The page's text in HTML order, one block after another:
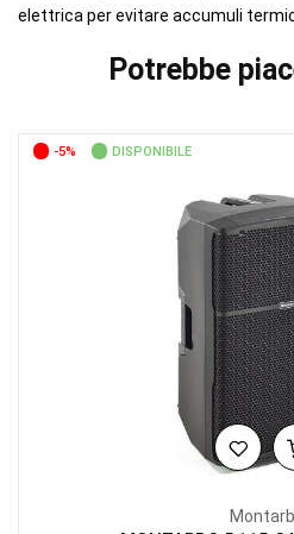
elettrica per evitare accumuli
Potrebbe
-5% DISPONIBILE